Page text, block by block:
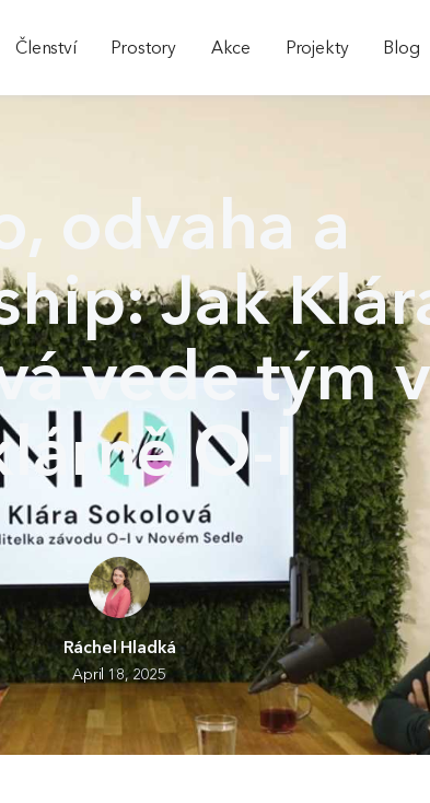
Členství Prostory Akce Projekty Blog
odvaha a
Jak
vede tým
O-I
Ráchel Hladká
April 18, 2025